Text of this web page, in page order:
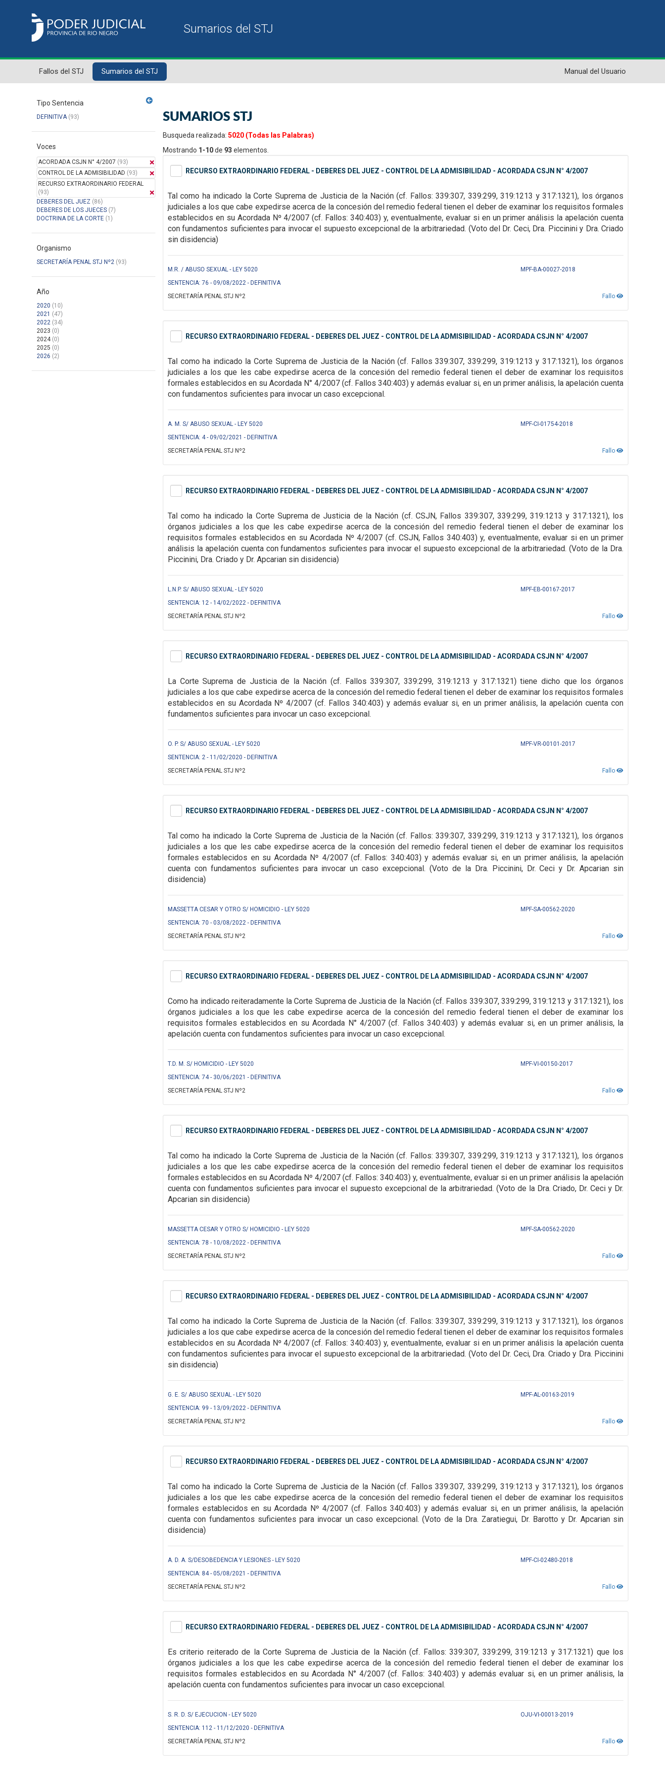
Fallos del STJ Sumarios del STJ Manual del Usuario
Tipo Sentencia
DEFINITIVA(93)
Voces
ACORDADA CSJN N° 4/2007 (93)
CONTROL DE LA ADMISIBILIDAD (93)
RECURSO EXTRAORDINARIO FEDERAL
(93)
DEBERES DEL JUEZ (86)
DEBERES DE LOS JUECES (7)
DOCTRINA DE LA CORTE (1)
Organismo
SECRETARÍA PENAL STJ Nº2 (93)
Año
2020 (10)
2021 (47)
2022 (34)
2023 (0)
2024(0)
2025 (0)
2026 (2)
SUMARIOS STJ
Busqueda realizada: 5020 (Todas las Palabras)
Mostrando 1-10de 93 elementos.
RECURSO EXTRAORDINARIO FEDERAL - DEBERES DEL JUEZ - CONTROL DE LA ADMISIBILIDAD - ACORDADA CSJN N° 4/2007
Tal como ha indicado la Corte Suprema de Justicia de la Nación (cf. Fallos: 339:307, 339:299, 319:1213 y 317:1321), los órganos
judiciales a los que cabe expedirse acerca de la concesión del remedio federal tienen el deber de examinar los requisitos formales
establecidos en su Acordada Nº 4/2007 (cf. Fallos: 340:403) y, eventualmente, evaluar si en unprimer análisis la apelación cuenta
con fundamentos suficientes para invocar el supuesto excepcional de la arbitrariedad. (Voto del Dr. Ceci, Dra. Piccinini y Dra. Criado
sin disidencia)
M.R. / ABUSO SEXUAL - LEY 5020
MPF-BA-00027-2018
SENTENCIA: 76 - 09/08/2022 - DEFINITIVA
Fallo
SECRETARÍA PENAL STJ Nº2
RECURSO EXTRAORDINARIO FEDERAL - DEBERES DEL JUEZ - CONTROL DE LA ADMISIBILIDAD - ACORDADA CSJN N° 4/2007
Tal como ha indicado la Corte Suprema de Justicia de la Nación (cf. Fallos 339:307, 339:299, 319:1213 y 317:1321), los órganos
judiciales a los que les cabe expedirse acerca de la concesión del remedio federal tienen el deber de examinar los requisitos
formales establecidos en su Acordada N° 4/2007 (cf. Fallos 340:403) y además evaluar si, en un primer análisis, la apelación cuenta
con fundamentos suficientes para invocar un caso excepcional.
A. M. S/ ABUSO SEXUAL - LEY 5020
MPF-CI-01754-2018
SENTENCIA: 4 - 09/02/2021 - DEFINITIVA
Fallo
SECRETARÍA PENAL STJ Nº2
RECURSO EXTRAORDINARIO FEDERAL - DEBERES DEL JUEZ - CONTROL DE LA ADMISIBILIDAD - ACORDADA CSJN N° 4/2007
Tal como ha indicado la Corte Suprema de Justicia de la Nación (cf. CSJN, Fallos 339:307, 339:299, 319:1213 y 317:1321), los
órganos judiciales a los que les cabe expedirse acerca de la concesión del remedio federal tienen el deber de examinar los
requisitos formales establecidos en su Acordada Nº 4/2007 (cf. CSJN, Fallos 340:403) y, eventualmente, evaluar si en un primer
análisis la apelación cuenta con fundamentos suficientes para invocar el supuesto excepcional de la arbitrariedad. (Voto de la Dra.
Piccinini, Dra. Criado y Dr. Apcarian sin disidencia)
L.N.P. S/ ABUSO SEXUAL - LEY 5020
MPF-EB-00167-2017
SENTENCIA: 12 - 14/02/2022 - DEFINITIVA
Fallo
SECRETARÍA PENAL STJ Nº2
RECURSO EXTRAORDINARIO FEDERAL - DEBERES DEL JUEZ - CONTROL DE LA ADMISIBILIDAD - ACORDADA CSJN N° 4/2007
La Corte Suprema de Justicia de la Nación (cf. Fallos 339:307, 339:299, 319:1213 y 317:1321) tiene dicho que los órganos
judiciales a los que cabe expedirse acerca de la concesión del remedio federal tienen el deber de examinar los requisitos formales
establecidos en su Acordada Nº 4/2007 (cf. Fallos 340:403) y además evaluar si, en un primer análisis, laapelación cuenta con
fundamentos suficientes para invocar un caso excepcional.
O. P. S/ ABUSO SEXUAL - LEY 5020
MPF-VR-00101-2017
SENTENCIA: 2 - 11/02/2020 - DEFINITIVA
Fallo
SECRETARÍA PENAL STJ Nº2
RECURSO EXTRAORDINARIO FEDERAL - DEBERES DEL JUEZ - CONTROL DE LA ADMISIBILIDAD - ACORDADA CSJN N° 4/2007
Tal como ha indicado la Corte Suprema de Justicia de la Nación (cf. Fallos: 339:307, 339:299, 319:1213 y 317:1321), los órganos
judiciales a los que les cabe expedirse acerca de la concesión del remedio federal tienen el deber de examinar los requisitos
formalesestablecidos en su Acordada Nº 4/2007 (cf. Fallos: 340:403) y además evaluar si, en un primeranálisis, la apelación
cuenta con fundamentos suficientes para invocar un caso excepcional. (Voto de la Dra. Piccinini, Dr. Ceci y Dr. Apcarian sin
disidencia)
MASSETTA CESAR Y OTRO S/ HOMICIDIO - LEY 5020
MPF-SA-00562-2020
SENTENCIA: 70 - 03/08/2022 - DEFINITIVA
Fallo
SECRETARÍA PENAL STJ Nº2
RECURSO EXTRAORDINARIO FEDERAL - DEBERES DEL JUEZ - CONTROL DE LA ADMISIBILIDAD - ACORDADA CSJN N° 4/2007
Como ha indicado reiteradamente la Corte Suprema de Justicia de la Nación (cf. Fallos 339:307, 339:299, 319:1213 y 317:1321), los
órganos judiciales a los que les cabe expedirse acerca de la concesión del remedio federal tienen el deber de examinar los
requisitos formales establecidos en su Acordada N° 4/2007 (cf. Fallos 340:403) y además evaluar si, en un primer análisis, la
apelación cuenta con fundamentos suficientes para invocar un caso excepcional.
T.D. M. S/ HOMICIDIO - LEY 5020
MPF-VI-00150-2017
SENTENCIA: 74 - 30/06/2021 - DEFINITIVA
Fallo
SECRETARÍA PENAL STJ Nº2
RECURSO EXTRAORDINARIO FEDERAL - DEBERES DEL JUEZ - CONTROL DE LA ADMISIBILIDAD - ACORDADA CSJN N° 4/2007
Tal como ha indicado la Corte Suprema de Justicia de la Nación (cf. Fallos:339:307, 339:299, 319:1213 y 317:1321), los órganos
judiciales a los que les cabe expedirseacerca de la concesión del remedio federal tienen el deber de examinar los requisitos
formales establecidos en su Acordada Nº 4/2007 (cf. Fallos: 340:403) y, eventualmente, evaluar si en un primer análisis la apelación
cuenta con fundamentos suficientes para invocar el supuesto excepcional de la arbitrariedad. (Voto de la Dra. Criado, Dr. Ceci y Dr.
Apcarian sin disidencia)
MASSETTA CESAR Y OTRO S/ HOMICIDIO - LEY 5020
MPF-SA-00562-2020
SENTENCIA: 78 - 10/08/2022 - DEFINITIVA
Fallo
SECRETARÍA PENAL STJ Nº2
RECURSO EXTRAORDINARIO FEDERAL - DEBERES DEL JUEZ - CONTROL DE LA ADMISIBILIDAD - ACORDADA CSJN N° 4/2007
Tal como ha indicado la Corte Suprema de Justicia de la Nación (cf. Fallos: 339:307, 339:299, 319:1213 y 317:1321), los órganos
judiciales a los que cabe expedirse acerca de la concesión del remedio federal tienen el deber de examinar los requisitos formales
establecidos en su Acordada Nº 4/2007 (cf. Fallos: 340:403) y, eventualmente, evaluar si en unprimer análisis la apelación cuenta
con fundamentos suficientes para invocar el supuesto excepcional de la arbitrariedad. (Voto del Dr. Ceci, Dra. Criado y Dra. Piccinini
sin disidencia)
G. E. S/ ABUSO SEXUAL - LEY 5020
MPF-AL-00163-2019
SENTENCIA: 99 - 13/09/2022 - DEFINITIVA
Fallo
SECRETARÍA PENAL STJ Nº2
RECURSO EXTRAORDINARIO FEDERAL - DEBERES DEL JUEZ - CONTROL DE LA ADMISIBILIDAD - ACORDADA CSJN N° 4/2007
Tal como ha indicado la Corte Suprema de Justicia de la Nación (cf. Fallos 339:307, 339:299, 319:1213 y 317:1321), los órganos
judiciales a los que les cabe expedirse acerca de la concesión del remedio federal tienen el deber de examinar los requisitos
formales establecidos en su Acordada Nº 4/2007 (cf. Fallos 340:403) y además evaluar si, en un primer análisis, la apelación
cuenta con fundamentos suficientes para invocar un caso excepcional. (Voto de la Dra. Zaratiegui, Dr. Barotto y Dr. Apcarian sin
disidencia)
A. D. A. S/DESOBEDENCIA Y LESIONES - LEY 5020
MPF-CI-02480-2018
SENTENCIA: 84 - 05/08/2021 - DEFINITIVA
Fallo
SECRETARÍA PENAL STJ Nº2
RECURSO EXTRAORDINARIO FEDERAL - DEBERES DEL JUEZ - CONTROL DE LA ADMISIBILIDAD - ACORDADA CSJN N° 4/2007
Es criterio reiterado de la Corte Suprema de Justicia de la Nación (cf. Fallos: 339:307, 339:299, 319:1213 y 317:1321) que los
órganos judiciales a los que les cabe expedirse acerca de la concesión del remedio federal tienen el deber de examinar los
requisitos formales establecidos en su Acordada N° 4/2007 (cf. Fallos: 340:403) y además evaluar si, en un primer análisis, la
apelación cuenta con fundamentos suficientes para invocar un caso excepcional.
S. R. D. S/ EJECUCION - LEY 5020
OJU-VI-00013-2019
SENTENCIA: 112 - 11/12/2020 - DEFINITIVA
Fallo
SECRETARÍA PENAL STJ Nº2